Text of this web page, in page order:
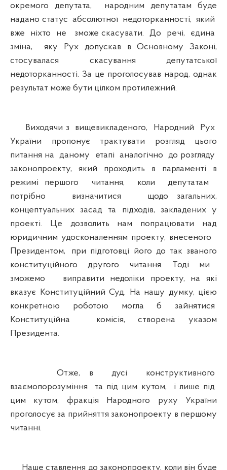
окремого депутата, народним депутатам буде
надано статус абсолютної недоторканності, який
вже ніхто не зможе скасувати. До речі, єдина
зміна, яку Рух допускав в Основному Законі,
стосувалася скасування депутатської
недоторканності. За це проголосував народ, однак
результат може бути цілком протилежний.
Виходячи з вищевикладеного, Народний Рух
України пропонує трактувати розгляд цього
питання на даному етапі аналогічно до розгляду
законопроекту, який проходить в парламенті в
режимі першого читання, коли депутатам
потрібно визначитися щодо загальних,
концептуальних засад та підходів, закладених у
проекті. Це дозволить нам попрацювати над
юридичним удосконаленням проекту, внесеного
Президентом, при підготовці його до так званого
конституційного другого читання. Тоді ми
зможемо виправити недоліки проекту, на які
вказує Конституційний Суд. На нашу думку, цією
конкретною роботою могла б зайнятися
Конституційна комісія, створена указом
Президента.
Отже, в дусі конструктивного
взаємопорозуміння та під цим кутом, і лише під
цим кутом, фракція Народного руху України
проголосує за прийняття законопроекту в першому
читанні.
Наше ставлення до законопроекту, коли він буде